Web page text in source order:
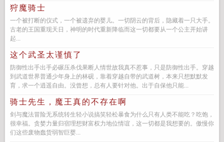
狩魔骑士
一个被打断的仪式，一个被遗弃的婴儿。一切阴云的背后，隐藏着一只大手。
古老的王国重现天日，神明的时代重新降临而这一切都要从一个公主开始讲
起...
这个武圣太谨慎了
防御性出手出手必碾压杀伐果断人情世故我真不惹事，只是防御性出手。穿越
到武道世界普通少年身上的林砚，靠着穿越自带的武道树，本来只想默默发
育，求一个逍遥自由。没曾想，总有人要针对他。出于自保他只能...
骑士先生，魔王真的不存在啊
剑与魔法冒险无系统转生轻小说搞笑轻松暴食为什么只有人类不能吃？吃饱，
很幸福。贪婪力量归宿理想财富权力地位情谊，这一切都是我想要的。傲慢你
们这些废物蠢货弱智巨婴...